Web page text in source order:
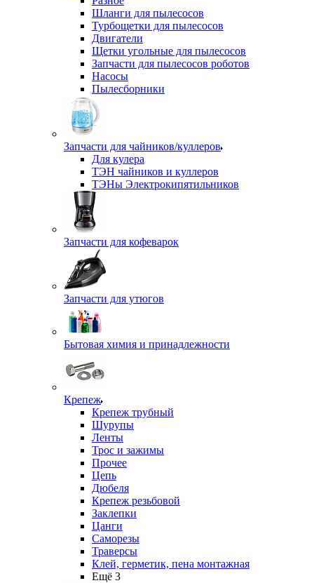
Шланги для пылесосов
Турбощетки для пылесосов
Двигатели
Щетки угольные для пылесосов
Запчасти для пылесосов роботов
Насосы
Пылесборники
Запчасти для чайников/куллеров
Для кулера
ТЭН чайников и куллеров
ТЭНы Электрокипятильников
Запчасти для кофеварок
Запчасти для утюгов
Бытовая химия и принадлежности
Крепеж
Крепеж трубный
Шурупы
Ленты
Трос и зажимы
Прочее
Цепь
Дюбеля
Крепеж резьбовой
Заклепки
Цанги
Саморезы
Траверсы
Клей, герметик, пена монтажная
Ещё 3